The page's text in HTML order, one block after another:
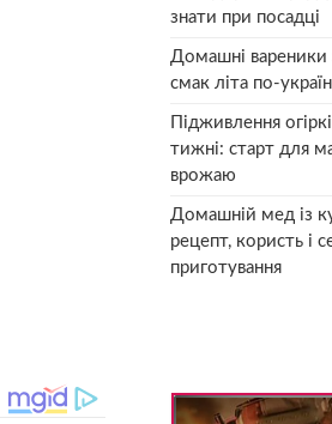
знати при посадці
Домашні
смак літа по-
Підживлення
тижні: старт для
врожаю
Домашній мед із
рецепт, користь і
приготування